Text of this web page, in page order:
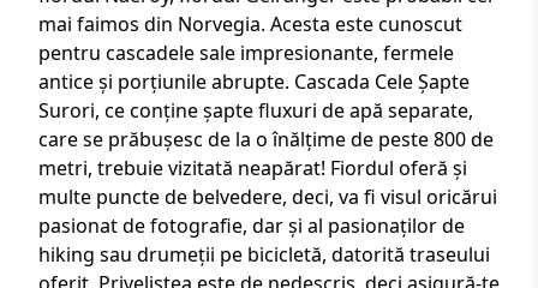
mai faimos din Norvegia. Acesta este cunoscut
pentru cascadele sale impresionante, fermele
antice și porțiunile abrupte. Cascada Cele Șapte
Surori, ce conține șapte fluxuri de apă separate,
care se prăbușesc de la o înălțime de peste 800 de
metri, trebuie vizitată neapărat! Fiordul oferă și
multe puncte de belvedere, deci, va fi visul oricărui
pasionat de fotografie, dar și al pasionaților de
hiking sau drumeții pe bicicletă, datorită traseului